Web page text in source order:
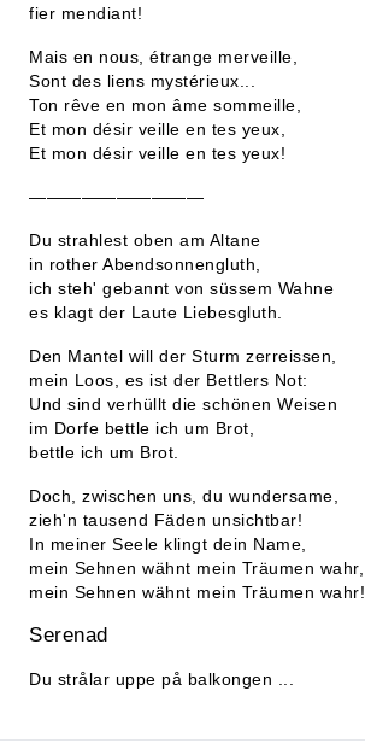
fier mendiant!
Mais en nous, étrange merveille,
Sont des liens mystérieux...
Ton rêve en mon âme sommeille,
Et mon désir veille en tes yeux,
Et mon désir veille en tes yeux!
——————————
Du strahlest oben am Altane
in rother Abendsonnengluth,
ich steh' gebannt von süssem Wahne
es klagt der Laute Liebesgluth.
Den Mantel will der Sturm zerreissen,
mein Loos, es ist der Bettlers Not:
Und sind verhüllt die schönen Weisen
im Dorfe bettle ich um Brot,
bettle ich um Brot.
Doch, zwischen uns, du wundersame,
zieh'n tausend Fäden unsichtbar!
In meiner Seele klingt dein Name,
mein Sehnen wähnt mein Träumen wahr,
mein Sehnen wähnt mein Träumen wahr!
Serenad
Du strålar uppe på balkongen ...